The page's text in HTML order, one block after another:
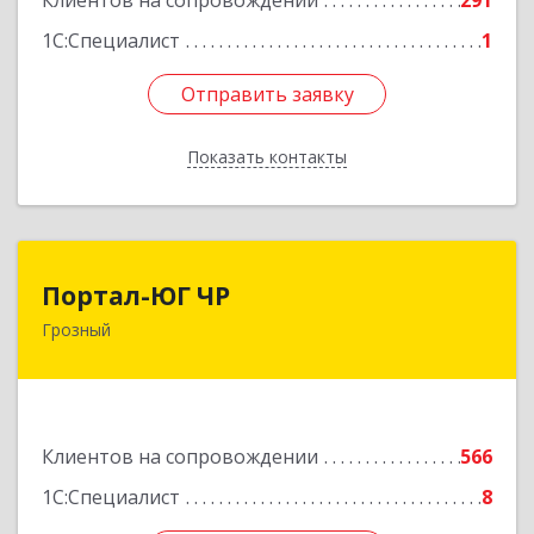
1С:Специалист
1
Отправить заявку
Показать контакты
Отправить заявку
Назад
Портал-ЮГ ЧР
Грозный
Клиентов на сопровождении
566
1С:Специалист
8
364906, Чеченская Респ, Грозный г, Путина пр-